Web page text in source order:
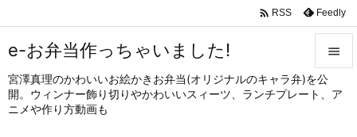
e-お弁当作っちゃいました!
宮澤真理のかわいいお絵かきお弁当(オリジナルのキャラ弁)を公
開。ウィンナー飾り切りやかわいいスィーツ、ランチプレート、ア
ニメや作り方動画も


メニュ
 RSS Feedly